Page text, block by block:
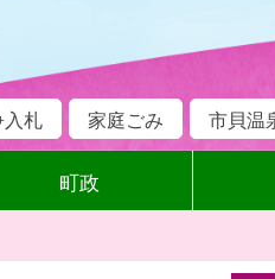
入札 家庭ごみ 市貝温
町政